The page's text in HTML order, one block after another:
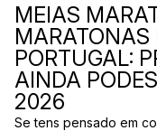
MEIAS
MARATONAS
PORTUGAL:
AINDA
2026
Se tens pensado em